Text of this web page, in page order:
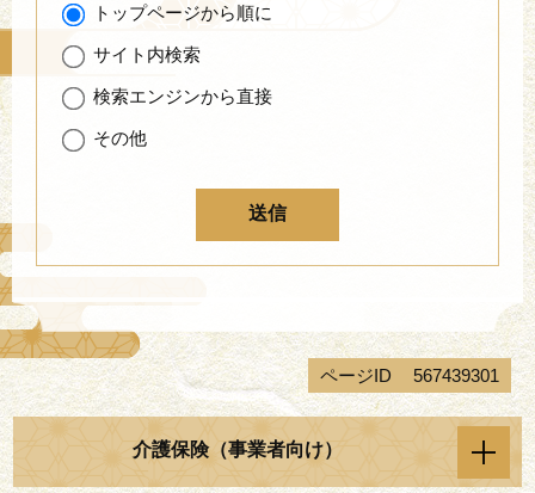
トップページから順に
サイト内検索
検索エンジンから直接
その他
ページID 567439301
介護保険（事業者向け）